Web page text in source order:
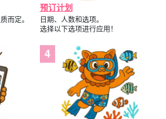
提供良好的支持。
而定。
预订计划
日期、人数和选项。
选择以下选项进行应用！